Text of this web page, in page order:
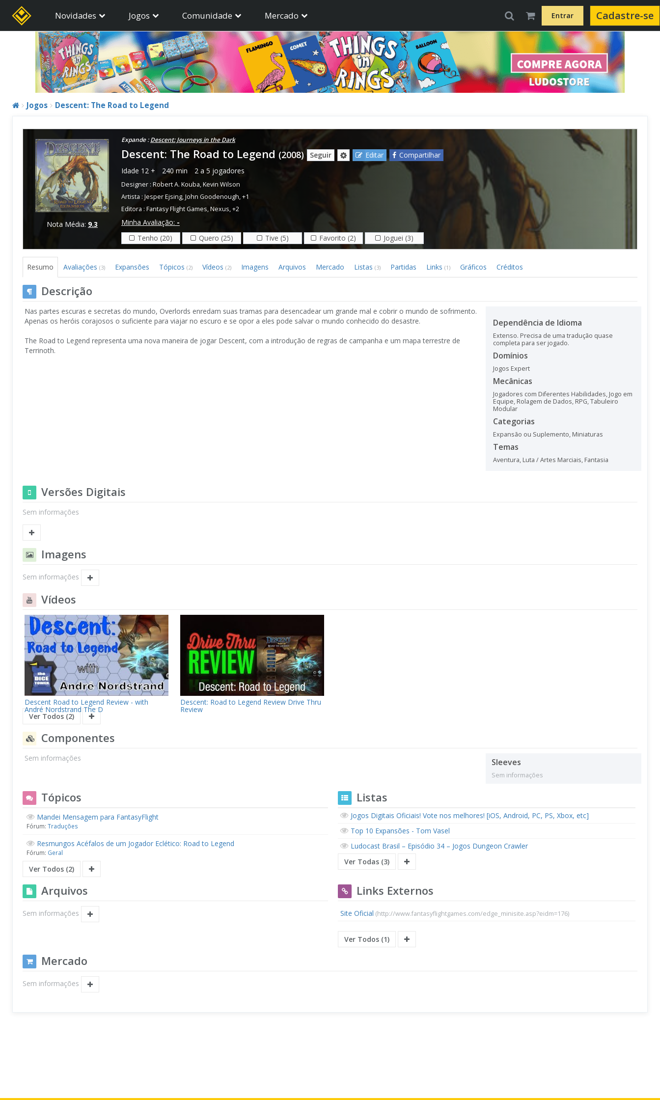
Novidades Jogos Comunidade Mercado Entrar Cadastre-se
Jogos Descent: The Road to Legend
Nota Média: 9.3
Expande :Descent: Journeys in the Dark
Descent: The Road to Legend (2008) Seguir Editar
Compartilhar
Idade 12 + 240 min 2 a 5 jogadores
Designer : Robert A. Kouba,Kevin Wilson
Artista : Jesper Ejsing,John Goodenough,+1
Editora : Fantasy Flight Games,Nexus,+2
Minha Avaliação: -
Tenho (20)
Quero (25) Tive (5) Favorito (2) Joguei (3)
Resumo Avaliações (3) Expansões Tópicos (2) Vídeos (2) Imagens Arquivos Mercado Listas (3) Partidas Links (1) Gráficos Créditos
Descrição
Nas partes escuras e secretas do mundo, Overlords enredam suas tramas para desencadear um grande mal e cobrir o mundo de sofrimento.
Apenas os heróis corajosos o suficiente para viajar no escuro e se opor a eles pode salvar o mundo conhecido do desastre.
The Road to Legend representa uma nova maneira de jogar Descent, com a introdução de regras de campanha e um mapa terrestre de
Terrinoth.
Dependência de Idioma
Extenso. Precisa de uma tradução quase
completa para ser jogado.
Domínios
Jogos Expert
Mecânicas
Jogadores com Diferentes Habilidades, Jogo em
Equipe, Rolagem de Dados, RPG,Tabuleiro
Modular
Categorias
Expansão ou Suplemento, Miniaturas
Temas
Aventura, Luta / Artes Marciais, Fantasia
Versões Digitais
Sem informações
Imagens
Sem informações
Vídeos
Descent Road to Legend Review - with
André Nordstrand The D
Descent: Road to Legend Review Drive Thru
Review
Ver Todos (2)
Componentes
Sem informações Sleeves
Sem informações
Tópicos
Mandei Mensagem para FantasyFlight
Fórum: Traduções
Resmungos Acéfalos de um Jogador Eclético: Road to Legend
Fórum: Geral
Ver Todos (2)
Listas
Jogos Digitais Oficiais! Vote nos melhores! [iOS, Android, PC, PS, Xbox, etc]
Top 10 Expansões - Tom Vasel
Ludocast Brasil – Episódio 34 – Jogos Dungeon Crawler
Ver Todas (3)
Arquivos
Sem informações
Links Externos
Site Oficial (http://www.fantasyflightgames.com/edge_minisite.asp?eidm=176)
Ver Todos (1)
Mercado
Sem informações